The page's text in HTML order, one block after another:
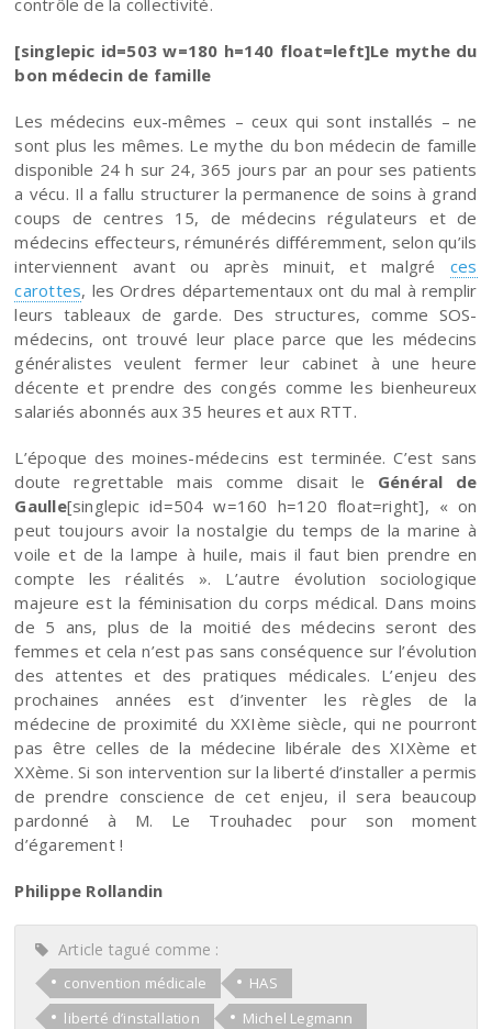
[singlepic id=503 w=180 h=140 float=left]Le mythe du
bon médecin de famille
Les médecins eux-mêmes – ceux qui sont installés – ne
sont plus les mêmes. Le mythe du bon médecin de famille
disponible 24 h sur 24, 365 jours par an pour ses patients
a vécu. Il a fallu structurer la permanence de soins à grand
coups de centres 15, de médecins régulateurs et de
médecins effecteurs, rémunérés différemment, selon qu’ils
interviennent avant ou après minuit, et malgré ces
carottes, les Ordres départementaux ont du mal à remplir
leurs tableaux de garde. Des structures, comme SOS-
médecins, ont trouvé leur place parce que les médecins
généralistes veulent fermer leur cabinet à une heure
décente et prendre des congés comme les bienheureux
salariés abonnés aux 35 heures et aux RTT.
L’époque des moines-médecins est terminée. C’est sans
doute regrettable mais comme disait le Général de
Gaulle[singlepic id=504 w=160 h=120 float=right], « on
peut toujours avoir la nostalgie du temps de la marine à
voile et de la lampe à huile, mais il faut bien prendre en
compte les réalités ». L’autre évolution sociologique
majeure est la féminisation du corps médical. Dans moins
de 5 ans, plus de la moitié des médecins seront des
femmes et cela n’est pas sans conséquence sur l’évolution
des attentes et des pratiques médicales. L’enjeu des
prochaines années est d’inventer les règles de la
médecine de proximité du XXIème siècle, qui ne pourront
pas être celles de la médecine libérale des XIXème et
XXème. Si son intervention sur la liberté d’installer a permis
de prendre conscience de cet enjeu, il sera beaucoup
pardonné à M. Le Trouhadec pour son moment
d’égarement !
Philippe Rollandin
Article tagué comme :
convention médicale
HAS
liberté d’installation
Michel Legmann